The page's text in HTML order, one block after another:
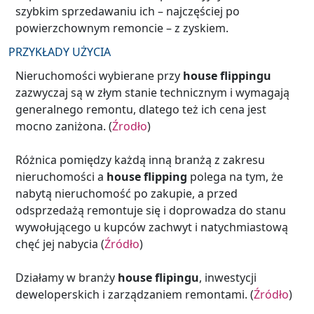
szybkim sprzedawaniu ich – najczęściej po
powierzchownym remoncie – z zyskiem.
PRZYKŁADY UŻYCIA
Nieruchomości wybierane przy house flippingu
zazwyczaj są w złym stanie technicznym i wymagają
generalnego remontu, dlatego też ich cena jest
mocno zaniżona. (Źrodło)
Różnica pomiędzy każdą inną branżą z zakresu
nieruchomości a house flipping polega na tym, że
nabytą nieruchomość po zakupie, a przed
odsprzedażą remontuje się i doprowadza do stanu
wywołującego u kupców zachwyt i natychmiastową
chęć jej nabycia (Źródło)
Działamy w branży house flipingu, inwestycji
deweloperskich i zarządzaniem remontami. (Źródło)